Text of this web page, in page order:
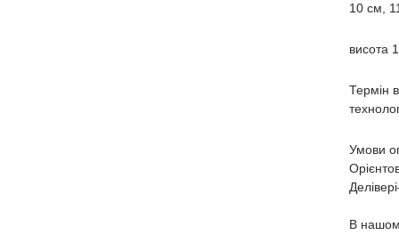
10 см,
висота
Термін
Умови
В